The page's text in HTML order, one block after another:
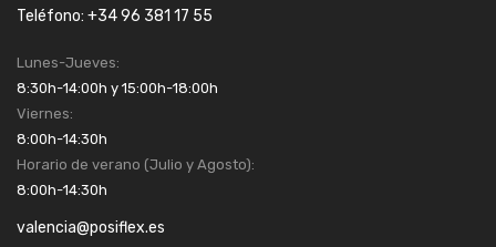
Teléfono: +34 96 381 17 55
Lunes-Jueves:
8:30h-14:00h y 15:00h-18:00h
Viernes:
8:00h-14:30h
Horario de verano (Julio y Agosto):
8:00h-14:30h
valencia@posiflex.es